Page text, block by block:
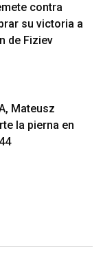
contra
su victoria a
de Fiziev
Mateusz
la pierna en